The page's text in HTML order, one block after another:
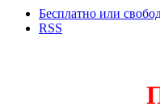
Бесплатно или
RSS